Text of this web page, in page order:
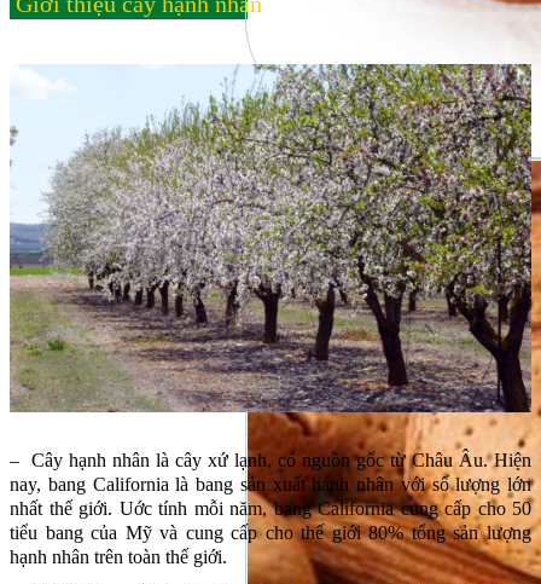
– Cây hạnh nhân là cây xứ lạnh, có nguồn gốc từ Châu Âu. Hiện
nay, bang California là bang sản xuất hạnh nhân với số lượng lớn
nhất thế giới. Uớc tính mỗi năm, bang California cung cấp cho 50
tiểu bang của Mỹ và cung cấp cho thế giới 80% tổng sản lượng
hạnh nhân trên toàn thế giới.